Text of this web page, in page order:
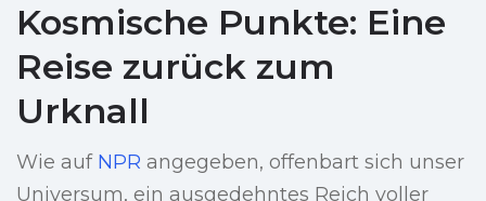
Kosmische Punkte: Eine
Reise zurück zum
Urknall
Wie auf NPR angegeben, offenbart sich unser
Universum, ein ausgedehntes Reich voller